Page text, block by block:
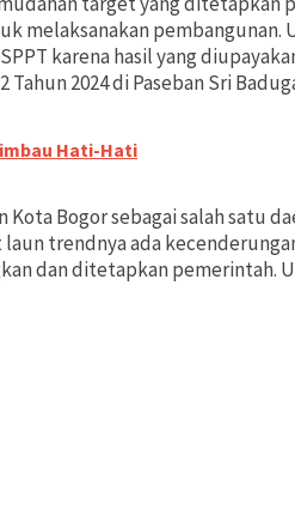
melaksanakan
karena hasil yang
Tahun 2024 di Paseban Sri
Hati-Hati
Bogor sebagai salah satu
trendnya ada
dan ditetapkan